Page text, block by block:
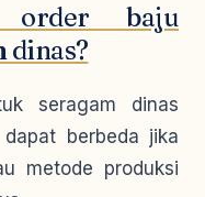
order baju
dinas?
seragam dinas
berbeda jika
metode produksi